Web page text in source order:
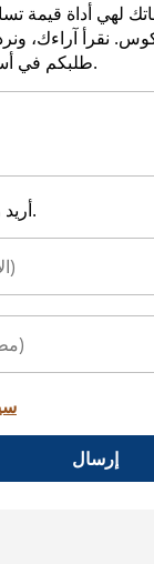
لهي أداة قيمة
نقرأ آراءك، ونرد
طلبكم في أسرع وقت ممكن.
أريد ردًا على رأيي.
إرسال